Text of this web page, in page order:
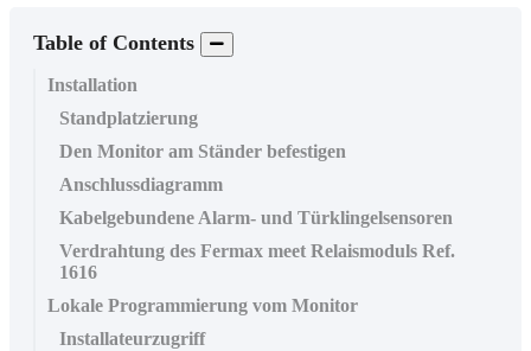
Table of Contents
Installation
Standplatzierung
Den Monitor am Ständer befestigen
Anschlussdiagramm
Kabelgebundene Alarm- und Türklingelsensoren
Verdrahtung des Fermax meet Relaismoduls Ref.
1616
Lokale Programmierung vom Monitor
Installateurzugriff